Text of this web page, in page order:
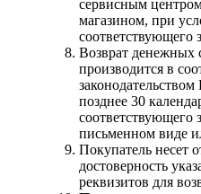
сервисным
магазином, при
соответствующего
Возврат денежных
производится в
позднее 30
соответствующего
письменном виде
Покупатель несет
достоверность
реквизитов для